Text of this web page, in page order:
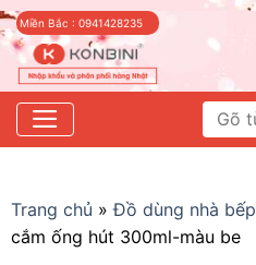
Skip
to
content
Miền Bắc : 0941428235
Tìm
kiếm:
Trang chủ »Đồ dùng nhà bếp
cắm ống hút 300ml-màu be